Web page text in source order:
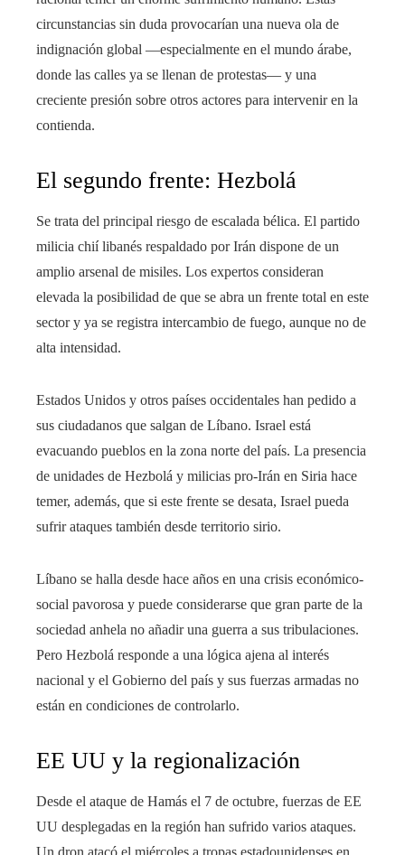
circunstancias sin duda provocarían una nueva ola de
indignación global ―especialmente en el mundo árabe,
donde las calles ya se llenan de protestas― y una
creciente presión sobre otros actores para intervenir en la
contienda.
El segundo frente: Hezbolá
Se trata del principal riesgo de escalada bélica. El partido
milicia chií libanés respaldado por Irán dispone de un
amplio arsenal de misiles. Los expertos consideran
elevada la posibilidad de que se abra un frente total en este
sector y ya se registra intercambio de fuego, aunque no de
alta intensidad.
Estados Unidos y otros países occidentales han pedido a
sus ciudadanos que salgan de Líbano. Israel está
evacuando pueblos en la zona norte del país. La presencia
de unidades de Hezbolá y milicias pro-Irán en Siria hace
temer, además, que si este frente se desata, Israel pueda
sufrir ataques también desde territorio sirio.
Líbano se halla desde hace años en una crisis económico-
social pavorosa y puede considerarse que gran parte de la
sociedad anhela no añadir una guerra a sus tribulaciones.
Pero Hezbolá responde a una lógica ajena al interés
nacional y el Gobierno del país y sus fuerzas armadas no
están en condiciones de controlarlo.
EE UU y la regionalización
Desde el ataque de Hamás el 7 de octubre, fuerzas de EE
UU desplegadas en la región han sufrido varios ataques.
Un dron atacó el miércoles a tropas estadounidenses en